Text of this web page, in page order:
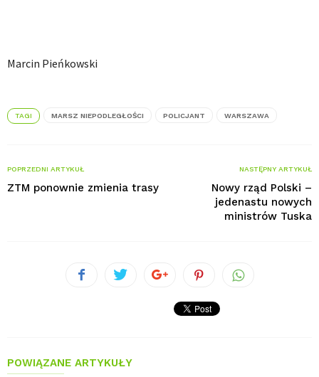
Marcin Pieńkowski
TAGI MARSZ NIEPODLEGŁOŚCI POLICJANT WARSZAWA
POPRZEDNI ARTYKUŁ
ZTM ponownie zmienia trasy
NASTĘPNY ARTYKUŁ
Nowy rząd Polski –
jedenastu nowych
ministrów Tuska
POWIĄZANE ARTYKUŁY